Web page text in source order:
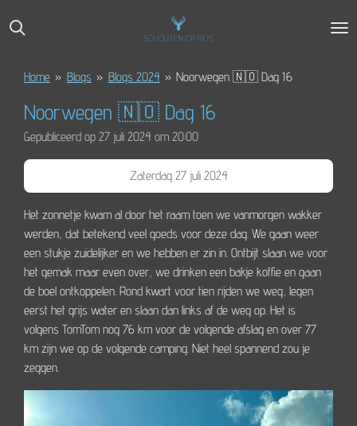
direct
Home » Blogs » Blogs 2024 » Noorwegen 🇳🇴 Dag 16
Noorwegen 🇳🇴 Dag 16
Gepubliceerd op 27 juli 2024 om 20:00
Zaterdag 27 juli 2024
Het zonnetje kwam al door het raam toen we vanmorgen wakker
werden, dat betekend veel goeds voor deze dag. We gaan weer
een stukje zuidelijker en we hebben er zin in. Ontbijt slaan we voor
het gemak maar even over, we drinken een bakje koffie en gaan
de boel ontkoppelen. Rond kwart voor tien rijden we weg, legen
eerst het grijs water en slaan dan links af de weg op. Het is
volgens TomTom nog 76 km voor de volgende afslag en over 77
km zijn we op de volgende camping. Niet heel spannend zou je
zeggen.